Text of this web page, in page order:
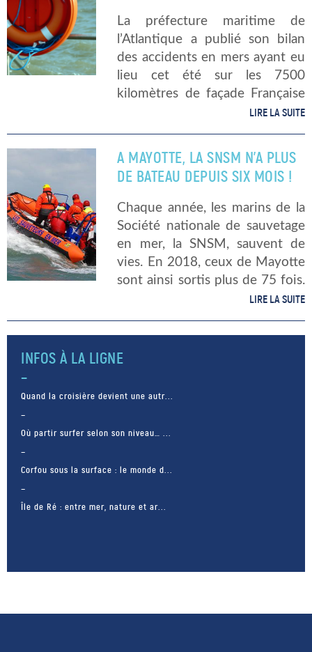
La préfecture maritime de
l’Atlantique a publié son bilan
des accidents en mers ayant eu
lieu cet été sur les 7500
kilomètres de façade Française
de l’Océan Atlantique. Entre le
LIRE LA SUITE
A MAYOTTE, LA SNSM N’A PLUS
DE BATEAU DEPUIS SIX MOIS !
Chaque année, les marins de la
Société nationale de sauvetage
en mer, la SNSM, sauvent de
vies. En 2018, ceux de Mayotte
sont ainsi sortis plus de 75 fois.
Mais pour cela, il leur faut un
LIRE LA SUITE
INFOS À LA LIGNE
Quand la croisière devient une autr...
Où partir surfer selon son niveau… ...
Corfou sous la surface : le monde d...
Île de Ré : entre mer, nature et ar...